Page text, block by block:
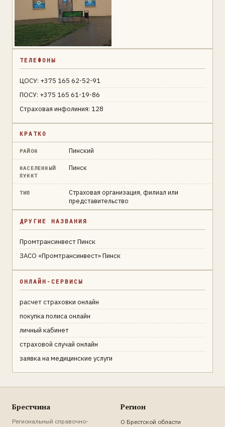
ТЕЛЕФОНЫ
ЦОСУ: +375 165 62-52-91
ПОСУ: +375 165 61-19-86
Страховая инфолиния: 128
КРАТКО
РАЙОН Пинский
НАСЕЛЕННЫЙ
ПУНКТ
Пинск
ТИП
Страховая организация, филиал или
представительство
ДРУГИЕ НАЗВАНИЯ
Промтрансинвест Пинск
ЗАСО «Промтрансинвест» Пинск
ОНЛАЙН-СЕРВИСЫ
расчет страховки онлайн
покупка полиса онлайн
личный кабинет
страховой случай онлайн
заявка на медицинские услуги
Брестчина
Региональный справочно-
Регион
О Брестской области